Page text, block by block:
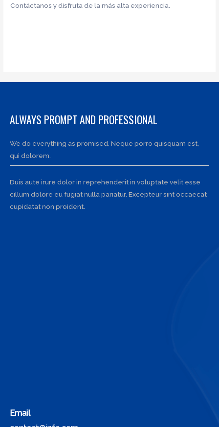
Contáctanos y disfruta de la más alta experiencia.
ALWAYS PROMPT AND PROFESSIONAL
We do everything as promised. Neque porro quisquam est,
qui dolorem.
Duis aute irure dolor in reprehenderit in voluptate velit esse
cillum dolore eu fugiat nulla pariatur. Excepteur sint occaecat
cupidatat non proident.
Email